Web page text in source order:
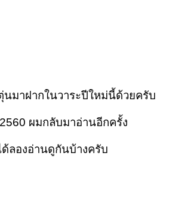
าฝากในวาระปีใหม่นี้ด้วยครับ
ผมกลับมาอ่านอีกครั้ง
ด้ลองอ่านดูกันบ้างครับ